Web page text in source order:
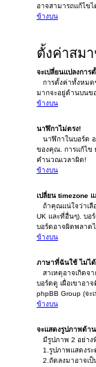
อาจสามารถแก้ไข
ข้างบน
ตั้งค่าสม
จะเปลี่ยนแปลงการ
การตั้งค่าทั้งหมด
มากจะอยู่ด้านบนข
ข้างบน
นาฬิกาไม่ตรง!
นาฬิกาในบอร์ด อ
ของคุณ. การแก้ไข
คำนวณเวลาผิด!
ข้างบน
เปลี่ยน timezone
ถ้าคุณแน่ใจว่าเลือ
UK และที่อื่นๆ). บอ
บอร์ดอาจผิดพลาด
ข้างบน
ภาษาที่ฉันใช้ ไม่ได้
สาเหตุอาจเกิดจ
บอร์ดดู เผื่อเขาอา
phpBB Group (จ
ข้างบน
จะแสดงรูปภาพด้า
มีรูปภาพ 2 อย่าง
1.รูปภาพแสดงระ
2.ถัดลงมาอาจเป็